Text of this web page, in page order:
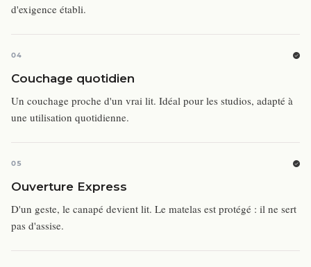
d'exigence établi.
04
Couchage quotidien
Un couchage proche d'un vrai lit. Idéal pour les studios, adapté à
une utilisation quotidienne.
05
Ouverture Express
D'un geste, le canapé devient lit. Le matelas est protégé : il ne sert
pas d'assise.